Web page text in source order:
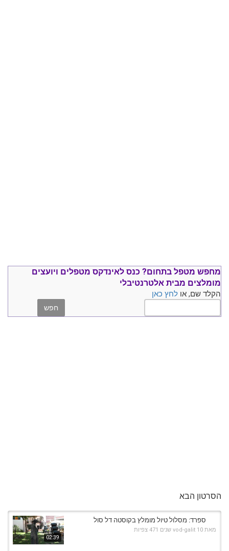
מחפש מטפל בתחום? כנס לאינדקס מטפלים ויועצים
מומלצים מבית אלטרנטיבלי
הקלד שם, או לחץ כאן
הסרטון הבא
02:39
ספרד: מסלול טיול מומלץ בקוסטה דל סול
מאת vod-galit 10 שנים 471 צפיות